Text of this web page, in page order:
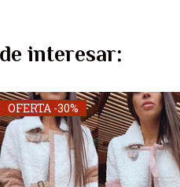
interesar:
OFERTA -30%